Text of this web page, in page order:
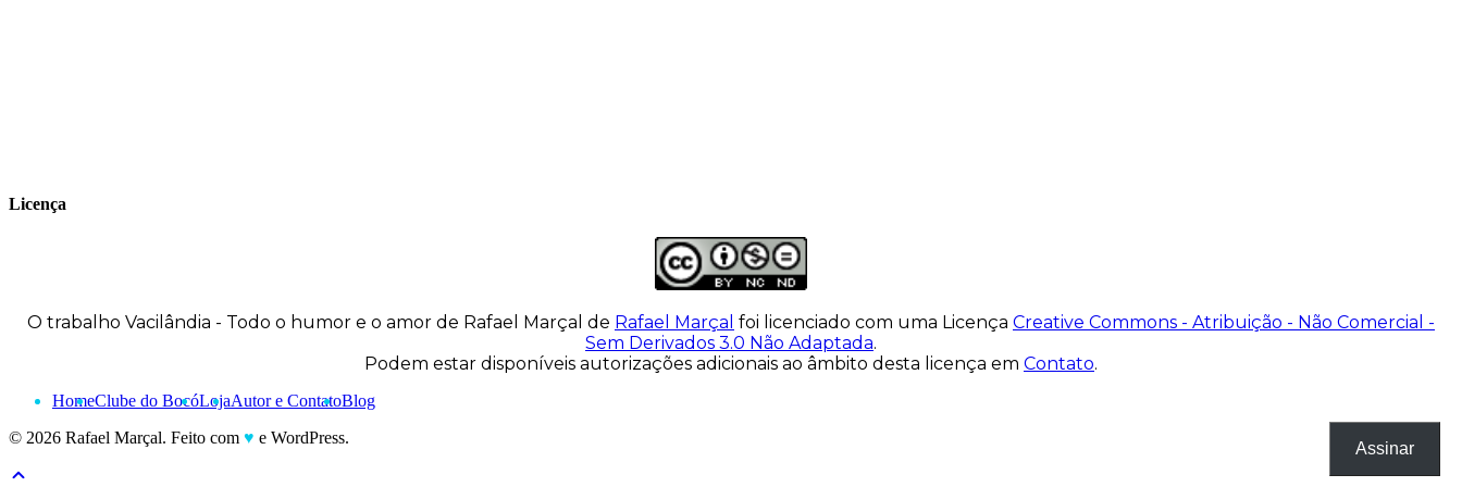
Licença
O trabalho Vacilândia - Todo o humor e o amor de Rafael Marçal de Rafael Marçal foi licenciado com uma Licença Creative Commons - Atribuição - Não Comercial -
Sem Derivados 3.0 Não Adaptada.
Podem estar disponíveis autorizações adicionais ao âmbito desta licença em Contato.
HomeClube do BocóLojaAutor e ContatoBlog
© 2026 Rafael Marçal. Feito com ♥ e WordPress.
Assinar